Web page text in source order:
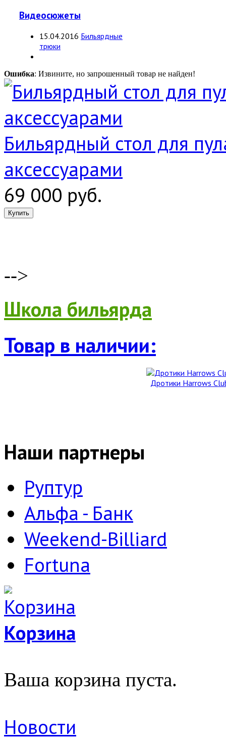
Видеосюжеты
15.04.2016 Бильярдные
трюки
Ошибка: Извините, но запрошенный товар не найден!
Бильярдный стол для
аксессуарами
69 000 руб.
-->
Школа бильярда
Товар в наличии:
Дротики Harrows
Наши партнеры
Руптур
Альфа - Банк
Weekend-Billiard
Fortuna
Корзина
Ваша корзина пуста.
Новости